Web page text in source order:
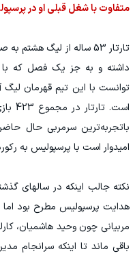
متفاوت با شغل قبلی او در
تارتار 53 ساله از لیگ
داشته و به جز یک فصل که
توانست با این تیم قهرمان لیگ
باتجربه‌ترین سرمربی حال حاضر
امیدوار است با پرسپولیس به
نکته جالب اینکه در سالهای
هدایت پرسپولیس مطرح بود
مربیانی چون وحید هاشمیان،
باقی ماند تا اینکه سرانجام